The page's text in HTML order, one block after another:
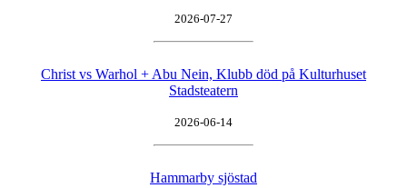
2026-07-27
Christ vs Warhol + Abu Nein, Klubb död på Kulturhuset
Stadsteatern
2026-06-14
Hammarby sjöstad